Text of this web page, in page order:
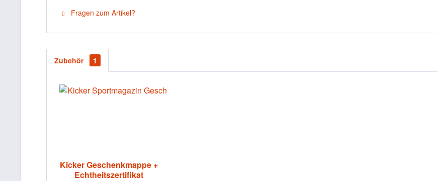
Fragen zum Artikel?
Zubehör 1
Kicker Geschenkmappe +
Echtheitszertifikat